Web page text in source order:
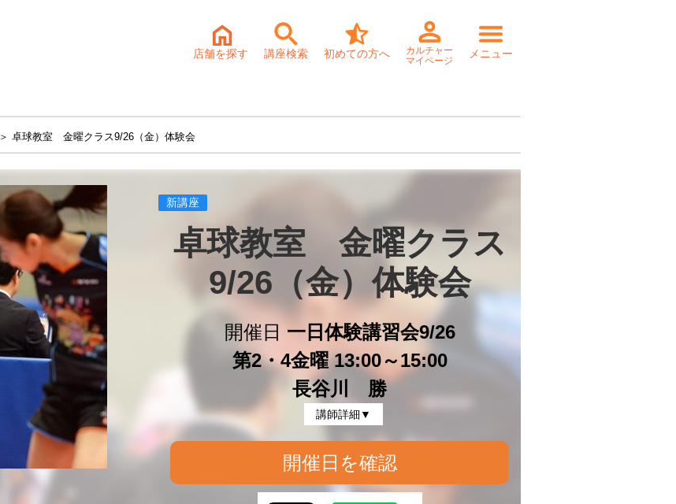
店舗を探す 講座検索 初めての方へ
カルチャー
マイページ
メニュー
＞ 卓球教室 金曜クラス9/26（金）体験会
新講座
卓球教室　金曜クラス
9/26（金）体験会
開催日 一日体験講習会9/26
第2・4金曜 13:00～15:00
長谷川 勝
講師詳細▼
開催日を確認